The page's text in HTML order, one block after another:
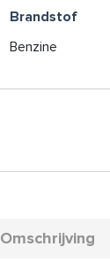
Brandstof
Benzine
Omschrijving